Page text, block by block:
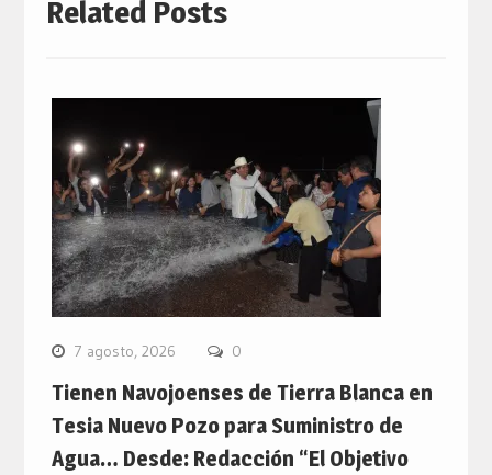
Related Posts
7 agosto, 2026 0
Tienen Navojoenses de Tierra Blanca en
Tesia Nuevo Pozo para Suministro de
Agua… Desde: Redacción “El Objetivo